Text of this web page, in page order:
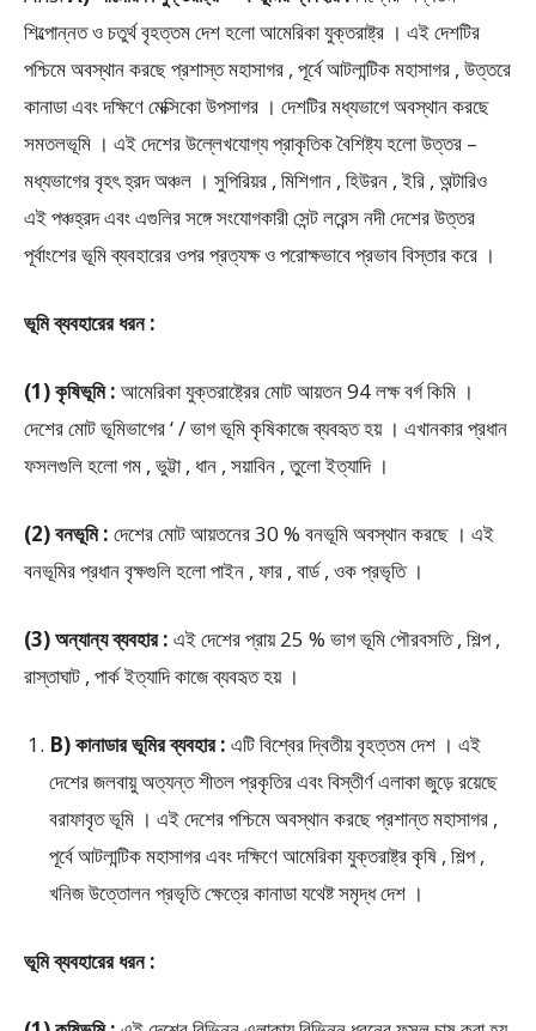
শিল্পোন্নত ও চতুর্থ বৃহত্তম দেশ হলো আমেরিকা যুক্তরাষ্ট্র । এই দেশটির
পশ্চিমে অবস্থান করছে প্রশাস্ত মহাসাগর , পূর্বে আটলান্টিক মহাসাগর , উত্তরে
কানাডা এবং দক্ষিণে মেক্সিকো উপসাগর । দেশটির মধ্যভাগে অবস্থান করছে
সমতলভূমি । এই দেশের উল্লেখযোগ্য প্রাকৃতিক বৈশিষ্ট্য হলো উত্তর –
মধ্যভাগের বৃহৎ হ্রদ অঞ্চল । সুপিরিয়র , মিশিগান , হিউরন , ইরি , অন্টারিও
এই পঞ্চহ্রদ এবং এগুলির সঙ্গে সংযোগকারী সেন্ট লরেন্স নদী দেশের উত্তর
পূর্বাংশের ভূমি ব্যবহারের ওপর প্রত্যক্ষ ও পরোক্ষভাবে প্রভাব বিস্তার করে ।
ভূমি ব্যবহারের ধরন :
(1) কৃষিভূমি : আমেরিকা যুক্তরাষ্ট্রের মোট আয়তন 94 লক্ষ বর্গ কিমি ।
দেশের মোট ভূমিভাগের ‘ / ভাগ ভূমি কৃষিকাজে ব্যবহৃত হয় । এখানকার প্রধান
ফসলগুলি হলো গম , ভুট্টা , ধান , সয়াবিন , তুলো ইত্যাদি ।
(2) বনভূমি : দেশের মোট আয়তনের 30 % বনভূমি অবস্থান করছে । এই
বনভূমির প্রধান বৃক্ষগুলি হলো পাইন , ফার , বার্ড , ওক প্রভৃতি ।
(3) অন্যান্য ব্যবহার : এই দেশের প্রায় 25 % ভাগ ভূমি পৌরবসতি , শিল্প ,
রাস্তাঘাট , পার্ক ইত্যাদি কাজে ব্যবহৃত হয় ।
B) কানাডার ভূমির ব্যবহার : এটি বিশ্বের দ্বিতীয় বৃহত্তম দেশ । এই
দেশের জলবায়ু অত্যন্ত শীতল প্রকৃতির এবং বিস্তীর্ণ এলাকা জুড়ে রয়েছে
বরাফাবৃত ভূমি । এই দেশের পশ্চিমে অবস্থান করছে প্রশান্ত মহাসাগর ,
পূর্বে আটলান্টিক মহাসাগর এবং দক্ষিণে আমেরিকা যুক্তরাষ্ট্র কৃষি , শিল্প ,
খনিজ উত্তোলন প্রভৃতি ক্ষেত্রে কানাডা যথেষ্ট সমৃদ্ধ দেশ ।
ভূমি ব্যবহারের ধরন :